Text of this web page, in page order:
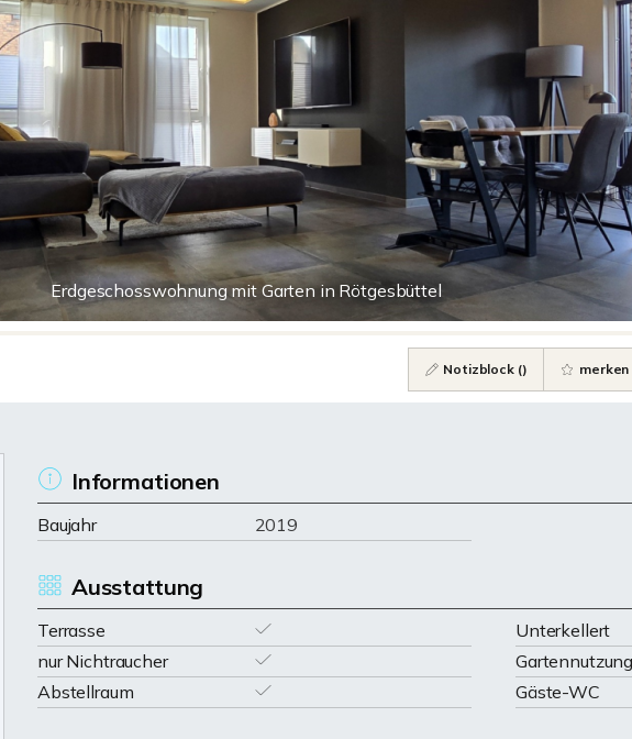
Erdgeschosswohnung mit Garten in Rötgesbüttel
Notizblock () merken
Informationen
Baujahr 2019
Ausstattung
Terrasse
Unterkellert
nur Nichtraucher
Gartennutzung
Abstellraum
Gäste-WC